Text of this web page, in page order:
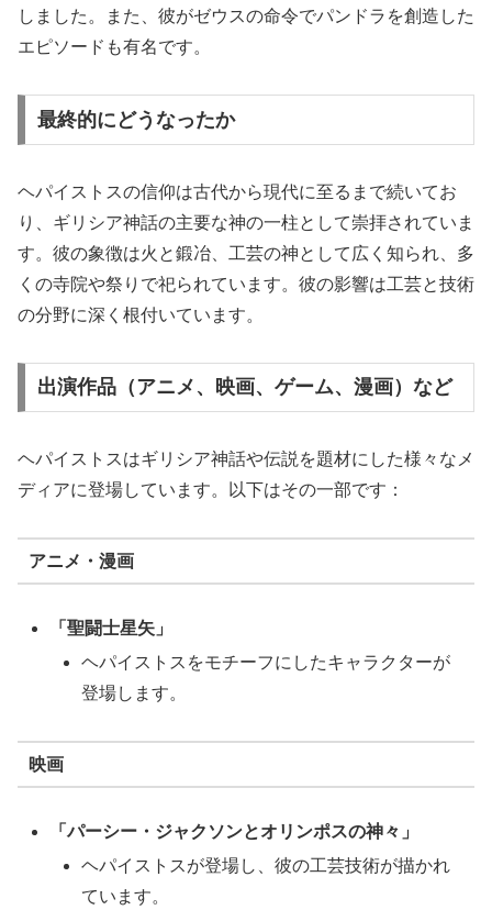
しました。また、彼がゼウスの命令でパンドラを創造した
エピソードも有名です。
最終的にどうなったか
ヘパイストスの信仰は古代から現代に至るまで続いてお
り、ギリシア神話の主要な神の一柱として崇拝されていま
す。彼の象徴は火と鍛冶、工芸の神として広く知られ、多
くの寺院や祭りで祀られています。彼の影響は工芸と技術
の分野に深く根付いています。
出演作品（アニメ、映画、ゲーム、漫画）など
ヘパイストスはギリシア神話や伝説を題材にした様々なメ
ディアに登場しています。以下はその一部です：
アニメ・漫画
「聖闘士星矢」
ヘパイストスをモチーフにしたキャラクターが
登場します。
映画
「パーシー・ジャクソンとオリンポスの神々」
ヘパイストスが登場し、彼の工芸技術が描かれ
ています。